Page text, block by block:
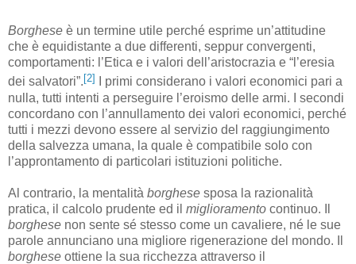
Borghese è un termine utile perché esprime un’attitudine
che è equidistante a due differenti, seppur convergenti,
comportamenti: l’Etica e i valori dell’aristocrazia e “l’eresia
dei salvatori”.[2]
I primi considerano i valori economici pari a
nulla, tutti intenti a perseguire l’eroismo delle armi. I secondi
concordano con l’annullamento dei valori economici, perché
tutti i mezzi devono essere al servizio del raggiungimento
della salvezza umana, la quale è compatibile solo con
l’approntamento di particolari istituzioni politiche.
Al contrario, la mentalità borghese sposa la razionalità
pratica, il calcolo prudente ed il miglioramento continuo. Il
borghese non sente sé stesso come un cavaliere, né le sue
parole annunciano una migliore rigenerazione del mondo. Il
borghese ottiene la sua ricchezza attraverso il